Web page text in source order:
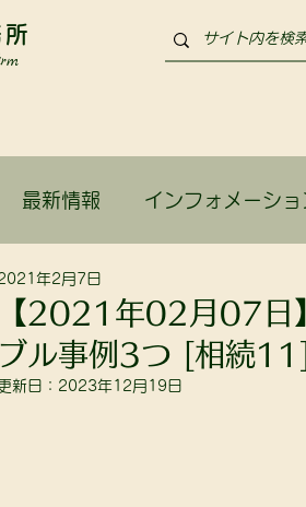
最新情報 インフォメーショ
っ越してきませんか？
【2021年02月07日
ブル事例3つ [相続11]
年2月7日
新日： 2023年12月19日